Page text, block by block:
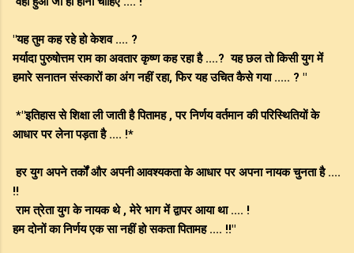
"यह तुम कह रहे हो केशव .... ?
मर्यादा पुरुषोत्तम राम का अवतार कृष्ण कह रहा है ....? यह छल तो किसी युग में
हमारे सनातन संस्कारों का अंग नहीं रहा, फिर यह उचित कैसे गया ..... ? "
*"इतिहास से शिक्षा ली जाती है पितामह , पर निर्णय वर्तमान की परिस्थितियों के
आधार पर लेना पड़ता है .... !*
हर युग अपने तर्कों और अपनी आवश्यकता के आधार पर अपना नायक चुनता है ....
!!
राम त्रेता युग के नायक थे , मेरे भाग में द्वापर आया था .... !
हम दोनों का निर्णय एक सा नहीं हो सकता पितामह .... !!"